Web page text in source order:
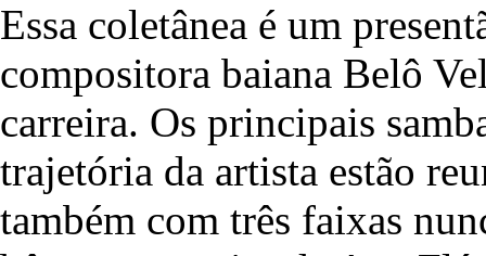
Essa coletânea é um
compositora baiana Belô
carreira. Os principais
trajetória da artista estão
também com três faixas